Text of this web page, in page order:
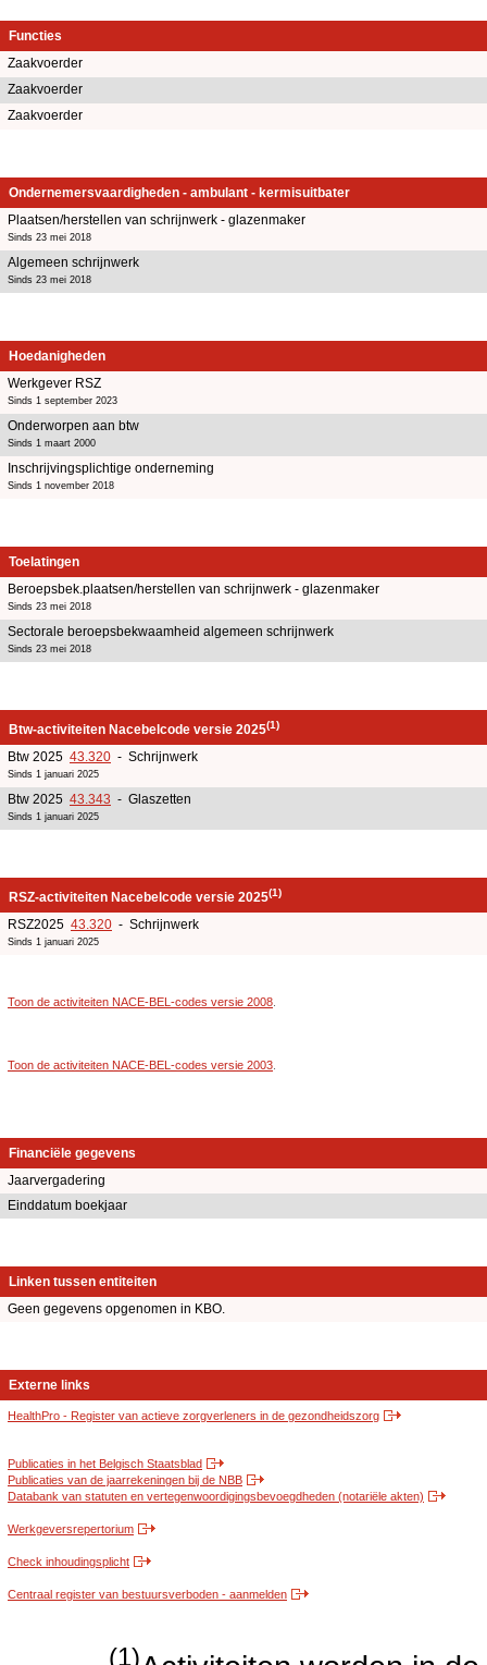
Functies
Zaakvoerder
Zaakvoerder
Zaakvoerder
Ondernemersvaardigheden - ambulant - kermisuitbater
Plaatsen/herstellen van schrijnwerk - glazenmaker
Sinds 23 mei 2018
Algemeen schrijnwerk
Sinds 23 mei 2018
Hoedanigheden
Werkgever RSZ
Sinds 1 september 2023
Onderworpen aan btw
Sinds 1 maart 2000
Inschrijvingsplichtige onderneming
Sinds 1 november 2018
Toelatingen
Beroepsbek.plaatsen/herstellen van schrijnwerk - glazenmaker
Sinds 23 mei 2018
Sectorale beroepsbekwaamheid algemeen schrijnwerk
Sinds 23 mei 2018
Btw-activiteiten Nacebelcode versie 2025(1)
Btw 2025 43.320 - Schrijnwerk
Sinds 1 januari 2025
Btw 2025 43.343 - Glaszetten
Sinds 1 januari 2025
RSZ-activiteiten Nacebelcode versie 2025(1)
RSZ2025 43.320 - Schrijnwerk
Sinds 1 januari 2025
Toon de activiteiten NACE-BEL-codes versie 2008
Toon de activiteiten NACE-BEL-codes versie 2003
Financiële gegevens
Jaarvergadering
Einddatum boekjaar
Linken tussen entiteiten
Geen gegevens opgenomen in KBO.
Externe links
HealthPro - Register van actieve zorgverleners in de gezondheidszorg
Publicaties in het Belgisch Staatsblad
Publicaties van de jaarrekeningen bij de NBB
Databank van statuten en vertegenwoordigingsbevoegdheden (notariële akten)
Werkgeversrepertorium
Check inhoudingsplicht
Centraal register van bestuursverboden - aanmelden
(1)